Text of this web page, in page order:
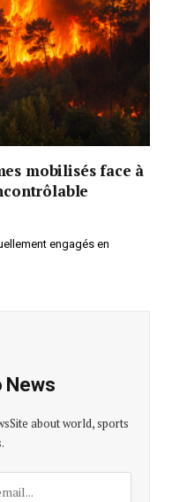
mobilisés face à
engagés en
News
about world, sports